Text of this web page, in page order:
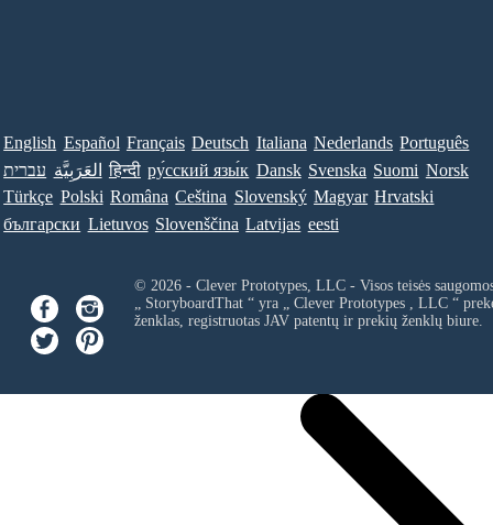
English Español Français Deutsch Italiana Nederlands Português
עברית العَرَبِيَّة हिन्दी ру́сский язы́к Dansk Svenska Suomi Norsk
Türkçe Polski Româna Ceština Slovenský Magyar Hrvatski
български Lietuvos Slovenščina Latvijas eesti
© 2026 - Clever Prototypes, LLC - Visos teisės
„ StoryboardThat “ yra „ Clever Prototypes , LLC“
ženklas, registruotas JAV patentų ir prekių ženklų biure.